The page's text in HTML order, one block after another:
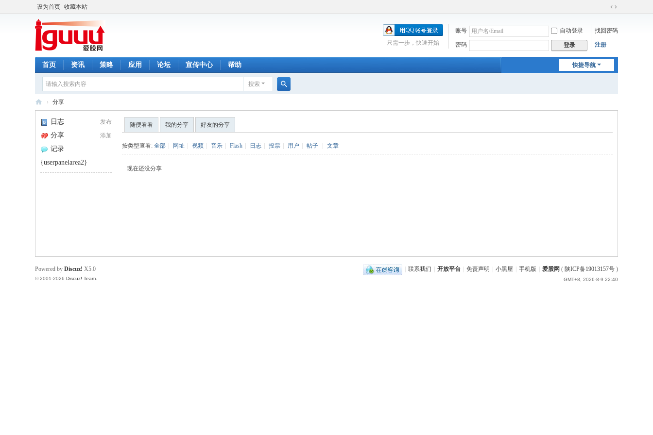
设为首页 收藏本站
切
到
账号 自动登录 找回密码
密码 登录 注册
只需一步，快速开始
快捷导航
首页 资讯 策略 应用 论坛 宣传中心 帮助
搜索
索
› 分享
发布
日志
添加
分享
记录
{userpanelarea2}
随便看看 我的分享 好友的分享
按类型查看: 全部 网址 视频 音乐 Flash 日志 投票 用户 帖子 文章
现在还没分享
联系我们 开放平台 免责声明 小黑屋 手机版 爱股网 ( 陕ICP备19013157号 )
GMT+8, 2026-8-9 22:40
Powered by Discuz! X5.0
© 2001-2026 Discuz! Team